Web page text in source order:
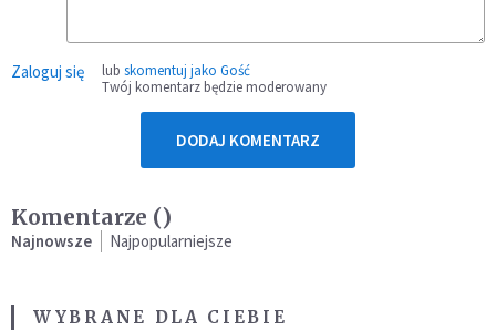
Zaloguj się lub skomentuj jako Gość
Twój komentarz będzie moderowany
DODAJ KOMENTARZ
Komentarze ()
Najnowsze Najpopularniejsze
WYBRANE DLA CIEBIE